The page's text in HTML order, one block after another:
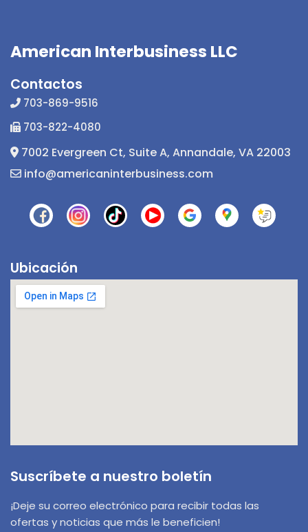
American Interbusiness LLC
Contactos
703-869-9516
703-822-4080
7002 Evergreen Ct, Suite A, Annandale, VA 22003
info@americaninterbusiness.com
Ubicación
Suscríbete a nuestro boletín
¡Deje su correo electrónico para recibir todas las
ofertas y noticias que más le beneficien!